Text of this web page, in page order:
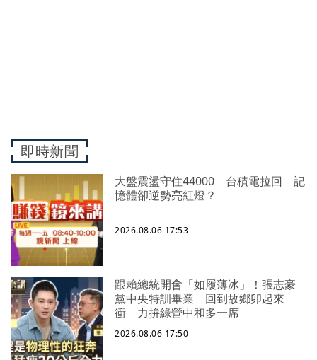
即時新聞
大盤震盪守住44000 台積電拉回 記
憶體卻逆勢亮紅燈？
2026.08.06 17:53
跟賴總統開會「如履薄冰」！張志豪
黨中央特訓畢業 回到故鄉卯起來
衝 力拚綠營中和多一席
2026.08.06 17:50